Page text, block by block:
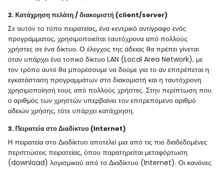
2. Κατάχρηση πελάτη / διακομιστή (client/server)
Σε αυτόν το τύπο πειρατείας, ένα κεντρικό αντίγραφο ενός
προγράμματος, χρησιμοποιείται ταυτόχρονα από πολλούς
χρήστες σε ένα δίκτυο. Ο έλεγχος της άδειας θα πρέπει γίνεται
όταν υπάρχει ένα τοπικό δίκτυο LAN (Local Area Network), με
τον τρόπο αυτό θα μπορέσουμε να δούμε για το αν επιτρέπεται η
εγκατάσταση προγραμμάτων στο διακομιστή και η ταυτόχρονη
χρησιμοποίησή τους από πολλούς χρήστες. Στην περίπτωση που
ο αριθμός των χρηστών υπερβαίνει τον επιτρεπόμενο αριθμό
αδειών χρήσης, τότε υπάρχει κατάχρηση.
3. Πειρατεία στο Διαδίκτυο (Internet)
Η πειρατεία στο Διαδίκτυο αποτελεί μια από τις πιο διαδεδομένες
περιπτώσεις πειρατείας, όπου παρατηρείται μεταφόρτωση
(download) λογισμικού από το Διαδίκτυο (Internet). Οι κανόνες